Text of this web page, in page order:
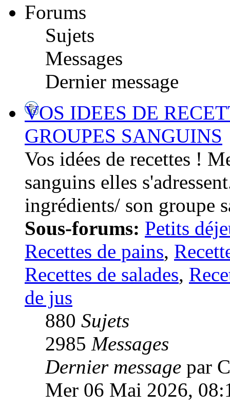
Forums
Sujets
Messages
Dernier message
VOS IDEES DE
GROUPES SANGUINS
Vos idées de recettes !
sanguins elles
ingrédients/ son groupe
Sous-forums: Petits
Recettes de pains,
Recettes de salades,
de jus
880 Sujets
2985 Messages
Dernier message par
Mer 06 Mai 2026,